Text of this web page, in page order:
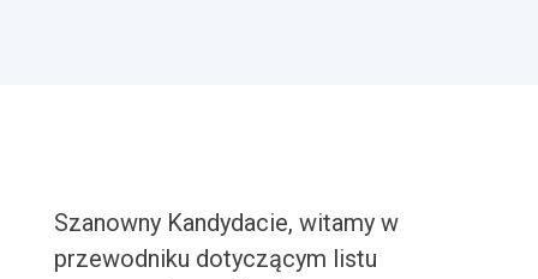
Szanowny Kandydacie, witamy w
przewodniku dotyczącym listu